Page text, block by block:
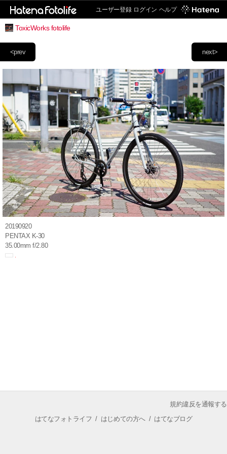
ユーザー登録 ログイン ヘルプ
ToxicWorks fotolife
next>
<prev
20190920
PENTAX K-30
35.00mm f/2.80
規約違反を通報する
はてなフォトライフ / はじめての方へ/ はてなブログ